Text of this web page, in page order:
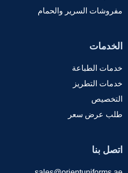
مفروشات السرير والحمام
الخدمات
خدمات الطباعة
خدمات التطريز
التخصيص
طلب عرض سعر
اتصل بنا